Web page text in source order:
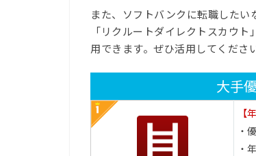
また、ソフトバンクに転職したい
「リクルートダイレクトスカウ
用できます。ぜひ活用してください
大手
【
・
・